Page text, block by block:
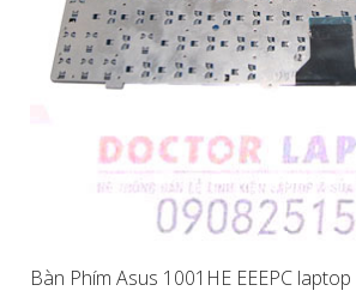
Bàn Phím Asus 1001HE EEEPC laptop